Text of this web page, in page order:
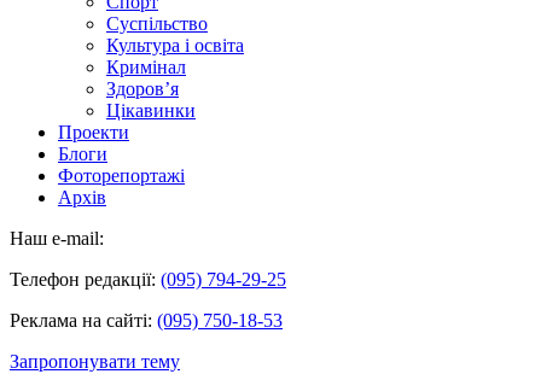
Суспільство
Культура і освіта
Кримінал
Здоров’я
Цікавинки
Проекти
Блоги
Фоторепортажі
Архів
Наш e-mail:
Телефон редакції: (095) 794-29-25
Реклама на сайті: (095) 750-18-53
Запропонувати тему